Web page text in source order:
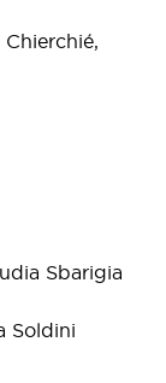
Sbarigia
Soldini